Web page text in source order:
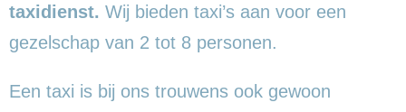
taxidienst. Wij bieden taxi’s aan voor een
gezelschap van 2 tot 8 personen.
Een taxi is bij ons trouwens ook gewoon